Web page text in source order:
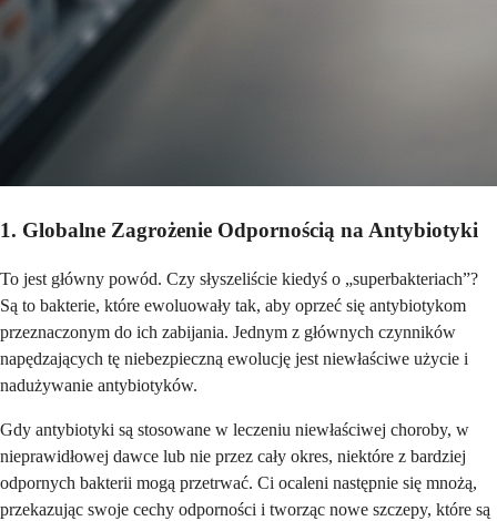
1. Globalne Zagrożenie Odpornością na Antybiotyki
To jest główny powód. Czy słyszeliście kiedyś o „superbakteriach”?
Są to bakterie, które ewoluowały tak, aby oprzeć się antybiotykom
przeznaczonym do ich zabijania. Jednym z głównych czynników
napędzających tę niebezpieczną ewolucję jest niewłaściwe użycie i
nadużywanie antybiotyków.
Gdy antybiotyki są stosowane w leczeniu niewłaściwej choroby, w
nieprawidłowej dawce lub nie przez cały okres, niektóre z bardziej
odpornych bakterii mogą przetrwać. Ci ocaleni następnie się mnożą,
przekazując swoje cechy odporności i tworząc nowe szczepy, które są